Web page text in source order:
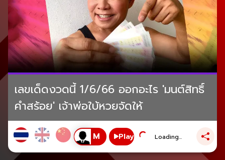
เลขเด็ดงวดนี้ 1/6/66 ออกอะไร 'มนต์สิทธิ์
คำสร้อย' เจ้าพ่อใบ้หวยจัดให้
Play Loading...